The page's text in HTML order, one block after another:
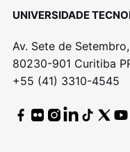
UNIVERSIDADE
Av. Sete de
80230-901 Curitiba
+55 (41) 3310-4545